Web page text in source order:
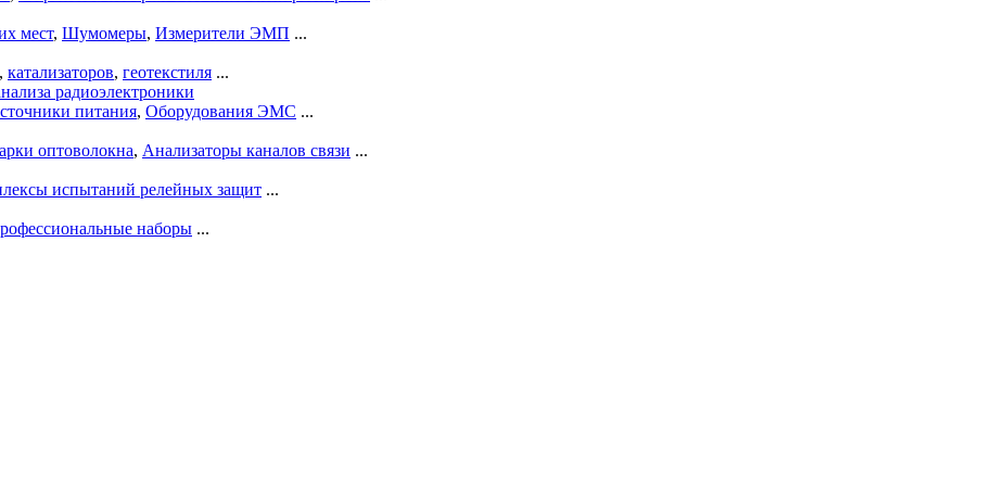
мест, Шумомеры, Измерители ЭМП ...
, катализаторов, геотекстиля ...
радиоэлектроники
питания, Оборудования ЭМС ...
оптоволокна, Анализаторы каналов связи ...
испытаний релейных защит ...
наборы ...